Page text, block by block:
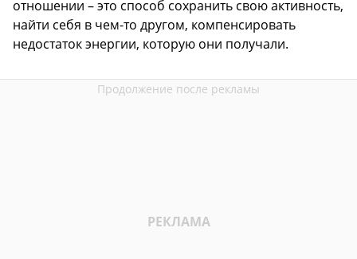
отношении – это способ сохранить свою активность,
найти себя в чем-то другом, компенсировать
недостаток энергии, которую они получали.